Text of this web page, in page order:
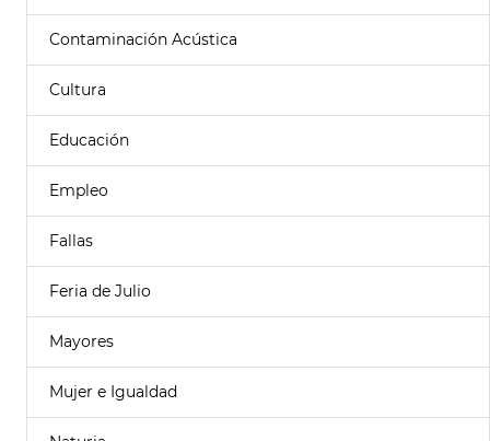
Contaminación Acústica
Cultura
Educación
Empleo
Fallas
Feria de Julio
Mayores
Mujer e Igualdad